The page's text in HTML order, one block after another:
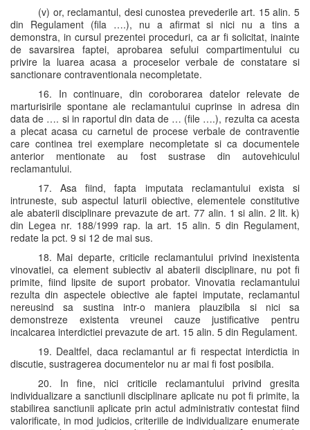
(v) or, reclamantul, desi cunostea prevederile art. 15 alin. 5
din Regulament (fila ….), nu a afirmat si nici nu a tins a
demonstra, in cursul prezentei proceduri, ca ar fi solicitat, inainte
de savarsirea faptei, aprobarea sefului compartimentului cu
privire la luarea acasa a proceselor verbale de constatare si
sanctionare contraventionala necompletate.
16. In continuare, din coroborarea datelor relevate de
marturisirile spontane ale reclamantului cuprinse in adresa din
data de …. si in raportul din data de … (file ….), rezulta ca acesta
a plecat acasa cu carnetul de procese verbale de contraventie
care continea trei exemplare necompletate si ca documentele
anterior mentionate au fost sustrase din autovehiculul
reclamantului.
17. Asa fiind, fapta imputata reclamantului exista si
intruneste, sub aspectul laturii obiective, elementele constitutive
ale abaterii disciplinare prevazute de art. 77 alin. 1 si alin. 2 lit. k)
din Legea nr. 188/1999 rap. la art. 15 alin. 5 din Regulament,
redate la pct. 9 si 12 de mai sus.
18. Mai departe, criticile reclamantului privind inexistenta
vinovatiei, ca element subiectiv al abaterii disciplinare, nu pot fi
primite, fiind lipsite de suport probator. Vinovatia reclamantului
rezulta din aspectele obiective ale faptei imputate, reclamantul
nereusind sa sustina intr-o maniera plauzibila si nici sa
demonstreze existenta vreunei cauze justificative pentru
incalcarea interdictiei prevazute de art. 15 alin. 5 din Regulament.
19. Dealtfel, daca reclamantul ar fi respectat interdictia in
discutie, sustragerea documentelor nu ar mai fi fost posibila.
20. In fine, nici criticile reclamantului privind gresita
individualizare a sanctiunii disciplinare aplicate nu pot fi primite, la
stabilirea sanctiunii aplicate prin actul administrativ contestat fiind
valorificate, in mod judicios, criteriile de individualizare enumerate